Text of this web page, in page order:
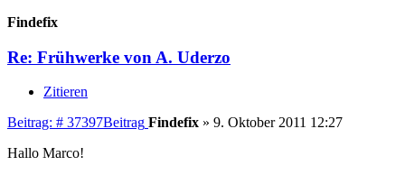
Findefix
Re: Frühwerke von A. Uderzo
Zitieren
Beitrag: # 37397Beitrag Findefix » 9. Oktober 2011 12:27
Hallo Marco!